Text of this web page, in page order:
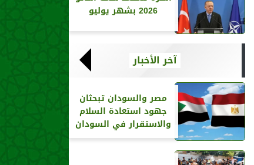
2026 بشهر يوليو
آخر الأخبار
مصر والسودان تبحثان
جهود استعادة السلام
والاستقرار في السودان